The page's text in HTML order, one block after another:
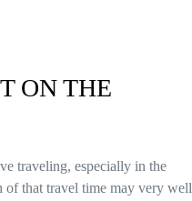
ON THE
traveling, especially in the
of that travel time may very well